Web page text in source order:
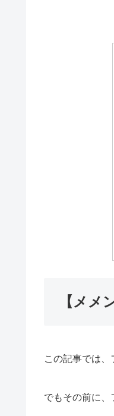
【メメ
この記事では、
でもその前に、